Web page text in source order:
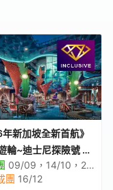
年新加坡全新首航》
輪~迪士尼探險號 新
華郵輪假期【優遊
09/09，14/10，25/11
團 16/12